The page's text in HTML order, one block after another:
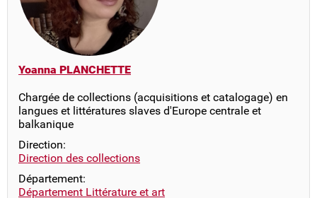
Yoanna PLANCHETTE
Chargée de collections (acquisitions et catalogage) en
langues et littératures slaves d'Europe centrale et
balkanique
Direction:
Direction des collections
Département:
Département Littérature et art